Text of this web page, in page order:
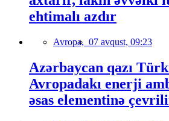
ehtimalı azdır
Avropa, 07 avqust, 09:23
Azərbaycan qazı
Avropadakı enerji
əsas elementinə